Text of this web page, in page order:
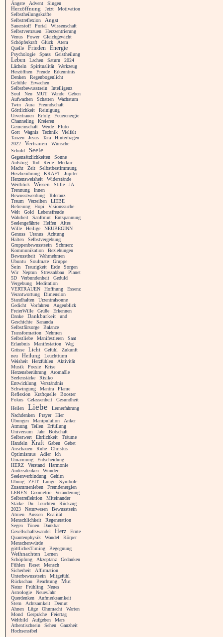
Ängste Advent
Singen
Herzöffnung
Jetzt
Motivation
Selbstheilungskräfte
Selbstreflexion
Angst
Sauerstoff Portal
Wissenschaft
Selbstvertrauen
Herzzentrierung
Venus
Power
Gleichgewicht
Schöpferkraft
Glück
Atem
Quelle
Frieden Energie
Psychologie Spass Geistheilung
Leben Lachen Saturn
2024
Lächeln
Spiritualität
Werkzeug
Herzöffnen
Freude
Erkenntnis
Denken
Regenbogenlicht
Gefühle
Erwachen
Selbstbewusstsein
Intelligenz
Soul
Neu MUT Wende
Geben
Aufwachen
Schatten
Wachstum
Twin
Aura
Freundschaft
Göttlichkeit
Reinigung
Urvertrauen
Erfolg
Feuerenergie
Channeling
Kreieren
Gemeinschaft
Werde
Pluto
Gott
Wagnis Technik
Vielfalt
Tanzen
Jesus Tara
Hinterfragen
2022
Vertrauen
Wünsche
Schuld
Seele
Gegensätzlichkeiten
Sonne
Aufstieg
Tod Reife
Merkur
Macht
Zeit
Selbstbestimmung
Herzberührung
KRAFT
Jupiter
Herzensweisheit
Widerstände
Weitblick
Wissen Stille
JA
Trennung
Innen
Bewusstwerdung
Toleranz
Traum
Verzeihen
LIEBE
Befreiung
Hopi
Visionssuche
Welt
Gold
Lebensfreude
Wahrheit
Sanftmut
Entspannung
Seelengefährte
Helfen
Altes
Wille
Heilige
NEUBEGINN
Genuss
Uranus
Achtung
Halten
Selbstvergebung
Gruppenbewusstsein
Schmerz
Kommunikation
Beziehungen
Bewusstheit
Wahrnehmen
Ubuntu
Soulmate
Gruppe
Sein
Traurigkeit Erde
Sorgen
Wir
Neptun Stressabbau
Planet
5D
Verbundenheit
Geduld
Vergebung
Meditation
VERTRAUEN
Hoffnung
Essenz
Verantwortung
Dimension
Standhalten
Urzentralsonne
Gedicht
Vorfahren
Augenblick
FreierWille
Grüße
Erkennen
Danke
Dankbarkeit
und
Geschichte
Sananda
Selbstfürsorge
Balance
Transformation
Nehmen
Selbstliebe
Manifestieren
Saat
Erlaubnis
Manifestation
Weg
Grüsse
Licht Gefühl
Zukunft
neu
Heilung
Leuchtturm
Weisheit
Herzfühlen
Aktivität
Musik
Poesie
Krise
Herzensberührung
Aromaöle
Seelenstärke
Risiko
Entwicklung
Verständnis
Schwingung
Mantra
Flame
Reflexion
Kraftquelle
Booster
Fokus
Gelassenheit
Gesundheit
Heilen
Liebe
Lernerfahrung
Nachdenken
Prayer
Hier
Übungen
Manipulation
Anker
Atmung
Teilen
Erfüllung
Universum
Jahr
Botschaft
Selbstwert
Ehrlichkeit
Träume
Handeln
Kraft Gaben
Gebet
Anschauen
Ruhe
Christus
Optimismus
Adler
Ich
Umarmung
Entscheidung
HERZ
Verstand
Harmonie
Andersdenken
Wunder
Seelenverbindung
Gehirn
Übung
ZEIT Lunge
Symbole
Zusammenleben
Fremdenergien
LEBEN
Geometrie
Veränderung
Selbstreflektion
Miteinander
Stärke
Du Leuchten
Rückzug
2023
Naturwesen
Bewusstsein
Atmen
Aussen
Realität
Menschlichkeit
Regeneration
Segen
Tönen
Dankbar
Gesellschaftswandel
Herz
Ernte
Quantenphysik
Wandel
Körper
Menschenwürde
göttlichesTiming
Begegnung
Weihnachten
Lernen
Schöpfung
Akzeptanz
Gedanken
Fühlen
Reset
Mensch
Sicherheit
Affirmation
Unterbewusstsein
Mitgefühl
Rückschau
Beachtung
Mut
Natur
Frühling
Neues
Astrologie
NeuesJahr
Querdenken
Aufmerksamkeit
Stern
Achtsamkeit
Demut
Ahnen
Lüge Ohnmacht
Warten
Mond
Gespräche
Feiertag
Weltbild
Aufgeben
Mars
Athentischsein
Sehen
Ganzheit
Hochsensibel